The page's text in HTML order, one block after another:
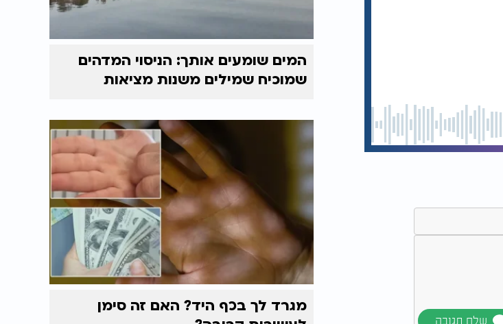
המים שומעים אותך: הניסוי המדהים
שמוכיח שמילים משנות מציאות
מגרד לך בכף היד? האם זה סימן